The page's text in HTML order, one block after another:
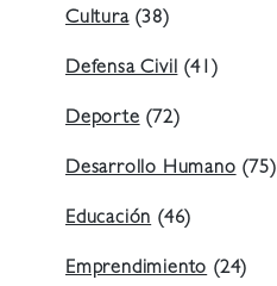
Cultura(38)
Defensa Civil(41)
Deporte(72)
Desarrollo Humano(75)
Educación(46)
Emprendimiento(24)